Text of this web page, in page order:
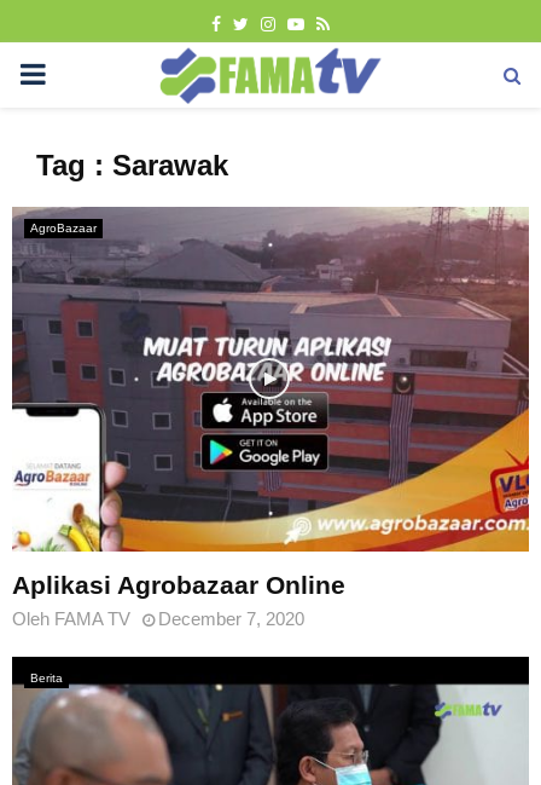
FACEBOOK
TWITTER
INSTAGRAM
YOUTUBE
RSS
PRIMARY
Tag : Sarawak
AgroBazaar
Aplikasi Agrobazaar Online
Oleh FAMA TV December 7, 2020
Berita